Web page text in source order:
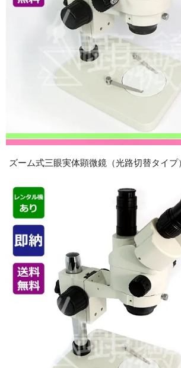
ズーム式三眼実体顕微鏡（光路切替タイプ